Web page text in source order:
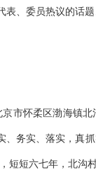
、委员热议的话
怀柔区渤海镇北
务实、落实，真
短短六七年，北沟